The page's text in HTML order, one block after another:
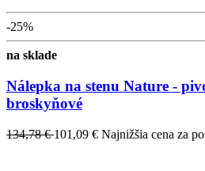
-25%
na sklade
Nálepka na stenu Nature -
broskyňové
134,78 €101,09 € Najnižšia cena za